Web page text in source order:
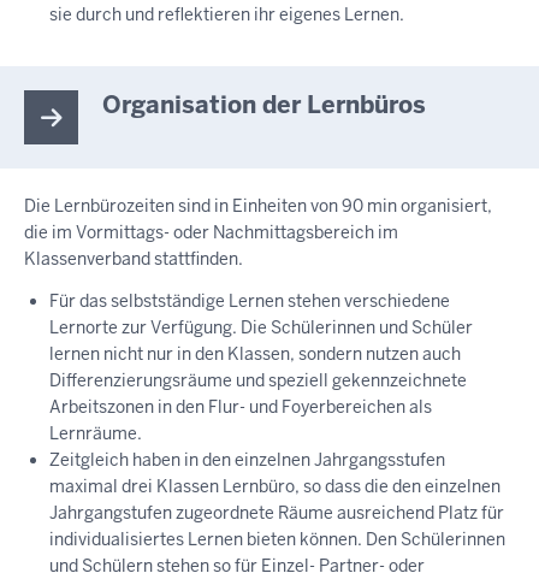
sie durch und reflektieren ihr eigenes Lernen.
Organisation der Lernbüros
Die Lernbürozeiten sind in Einheiten von 90 min organisiert,
die im Vormittags- oder Nachmittagsbereich im
Klassenverband stattfinden.
Für das selbstständige Lernen stehen verschiedene
Lernorte zur Verfügung. Die Schülerinnen und Schüler
lernen nicht nur in den Klassen, sondern nutzen auch
Differenzierungsräume und speziell gekennzeichnete
Arbeitszonen in den Flur- und Foyerbereichen als
Lernräume.
Zeitgleich haben in den einzelnen Jahrgangsstufen
maximal drei Klassen Lernbüro, so dass die den einzelnen
Jahrgangstufen zugeordnete Räume ausreichend Platz für
individualisiertes Lernen bieten können. Den Schülerinnen
und Schülern stehen so für Einzel- Partner- oder